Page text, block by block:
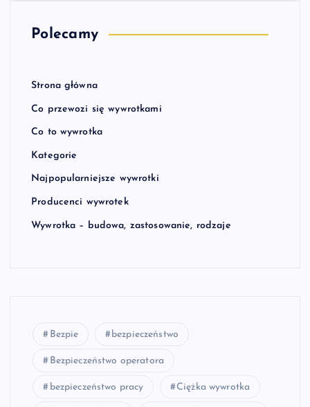
Polecamy
Strona główna
Co przewozi się wywrotkami
Co to wywrotka
Kategorie
Najpopularniejsze wywrotki
Producenci wywrotek
Wywrotka – budowa, zastosowanie, rodzaje
Bezpie bezpieczeństwo
Bezpieczeństwo operatora
bezpieczeństwo pracy Ciężka wywrotka